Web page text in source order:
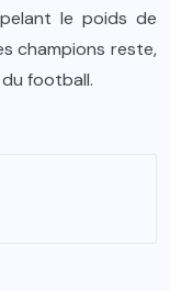
le poids de
champions reste,
football.